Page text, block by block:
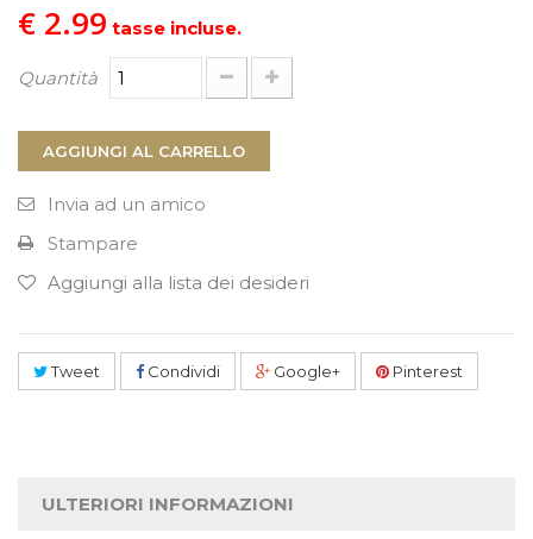
€ 2.99 tasse incluse.
Quantità
AGGIUNGI AL CARRELLO
Invia ad un amico
Stampare
Aggiungi alla lista dei desideri
Tweet Condividi Google+ Pinterest
ULTERIORI INFORMAZIONI